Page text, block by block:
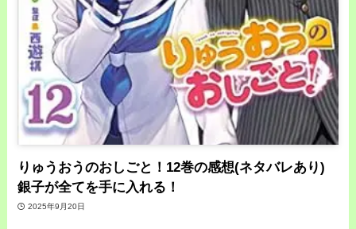
りゅうおうのおしごと！12巻の感想(ネタバレあり)
銀子が全てを手に入れる！
2025年9月20日